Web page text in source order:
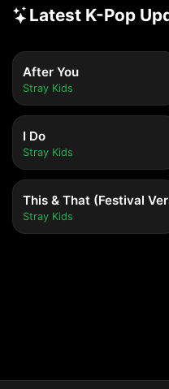
Latest K-Pop
After You
Stray Kids
I Do
Stray Kids
This & That (Festival
Stray Kids